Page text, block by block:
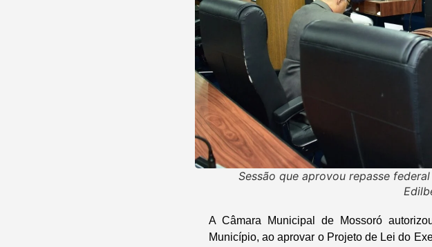
Sessão que aprovou repasse
A Câmara Municipal de Mossoró
Município, ao aprovar o Projeto de Lei do